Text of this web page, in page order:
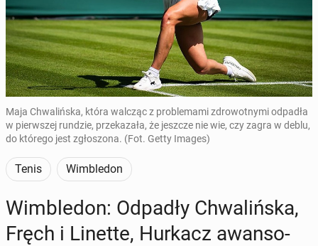
Maja Chwalińska, która walcząc z problemami zdrowotnymi odpadła
w pierwszej rundzie, przekazała, że jeszcze nie wie, czy zagra w deblu,
do którego jest zgłoszona. (Fot. Getty Images)
Tenis Wimbledon
Wim­ble­don: Odpadły Chwa­liń­ska,
Fręch i Linette, Hurkacz awan­so­